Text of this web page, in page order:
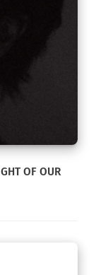
OF OUR